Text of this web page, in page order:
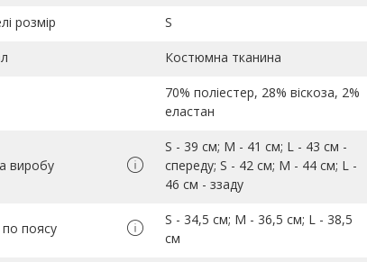
розмір S
Костюмна тканина
70% поліестер, 28% віскоза, 2%
еластан
виробу
S - 39 см; M - 41 см; L - 43 см -
спереду; S - 42 см; M - 44 см; L -
46 см - ззаду
поясу
S - 34,5 см; M - 36,5 см; L - 38,5
см